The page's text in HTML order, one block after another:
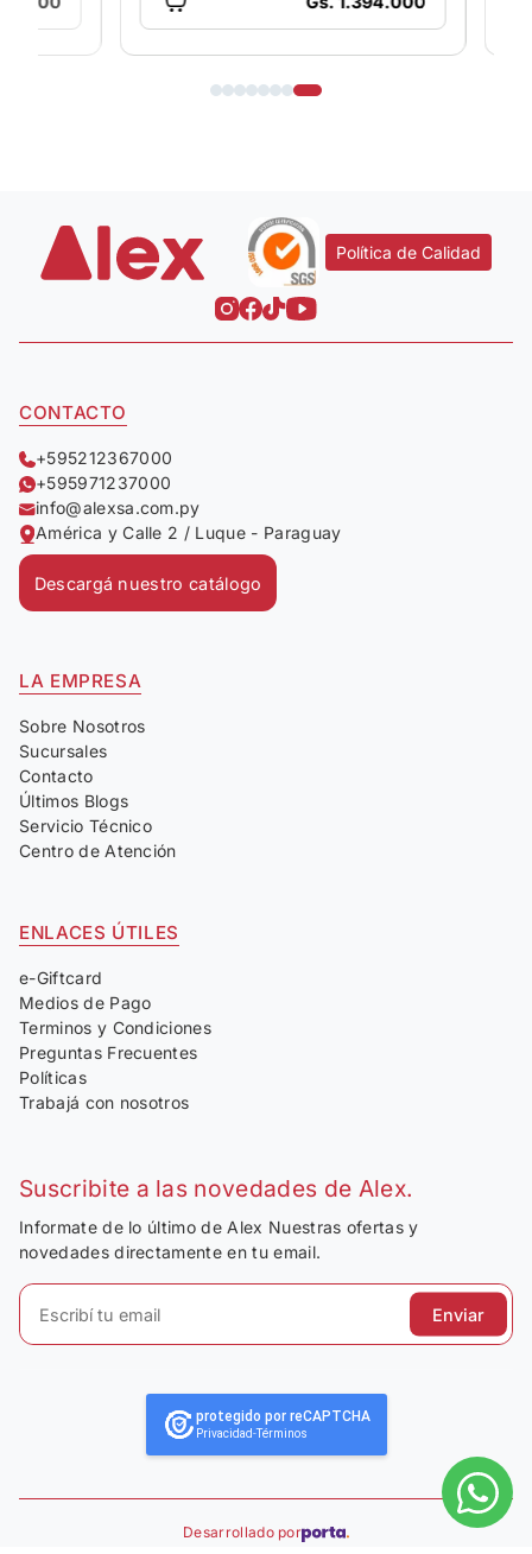
Política de Calidad
CONTACTO
+595212367000
+595971237000
info@alexsa.com.py
América y Calle 2 / Luque - Paraguay
Descargá nuestro catálogo
LA EMPRESA
Sobre Nosotros
Sucursales
Contacto
Últimos Blogs
Servicio Técnico
Centro de Atención
ENLACES ÚTILES
e-Giftcard
Medios de Pago
Terminos y Condiciones
Preguntas Frecuentes
Políticas
Trabajá con nosotros
Suscribite a las novedades de Alex.
Informate de lo último de Alex Nuestras ofertas y
novedades directamente en tu email.
Enviar
protegido por reCAPTCHA
Privacidad-Términos
Desarrollado por